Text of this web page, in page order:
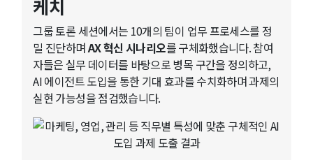
케치
그룹 토론 세션에서는 10개의 팀이 업무 프로세스를 정
밀 진단하며AX 혁신 시나리오를 구체화했습니다. 참여
자들은 실무 데이터를 바탕으로 병목 구간을 정의하고,
AI 에이전트 도입을 통한 기대 효과를 수치화하며 과제의
실현 가능성을 점검했습니다.